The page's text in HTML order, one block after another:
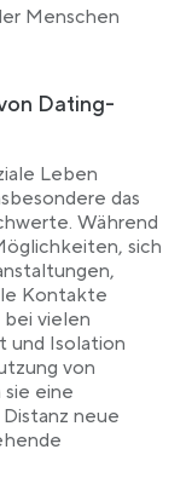
Menschen
Dating-
Leben
das
Während
sich
Kontakte
bei vielen
und Isolation
von
eine
neue